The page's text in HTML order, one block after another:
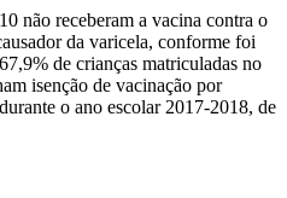
não receberam a vacina contra o
da varicela, conforme foi
de crianças matriculadas no
isenção de vacinação por
o ano escolar 2017-2018, de